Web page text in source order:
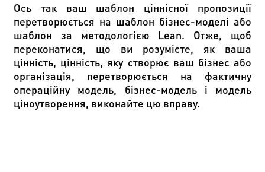
Ось так ваш шаблон ціннісної пропозиції
перетворюється на шаблон бізнес-моделі або
шаблон за методологією Lean. Отже, щоб
переконатися, що ви розумієте, як ваша
цінність, цінність, яку створює ваш бізнес або
організація, перетворюється на фактичну
операційну модель, бізнес-модель і модель
ціноутворення, виконайте цю вправу.